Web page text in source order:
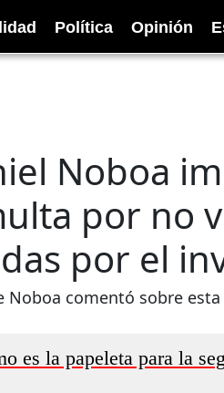
Política Opinión
Noboa
por no
por el
Noboa comentó sobre
es la papeleta para la